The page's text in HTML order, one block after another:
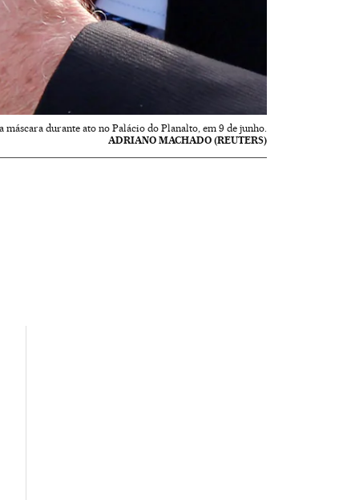
máscara durante ato no Palácio do Planalto, em 9 de junho.
ADRIANO MACHADO (REUTERS)